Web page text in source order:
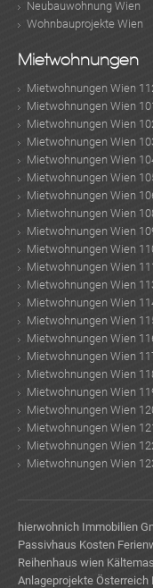
Neubauwohnung Wien
Wohnbauprojekte Wien
Mietwohnungen
Mietwohnungen Wien
Mietwohnungen Wien
Mietwohnungen Wien
Mietwohnungen Wien
Mietwohnungen Wien
Mietwohnungen Wien
Mietwohnungen Wien
Mietwohnungen Wien
Mietwohnungen Wien
Mietwohnungen Wien
Mietwohnungen Wien
Mietwohnungen Wien
Mietwohnungen Wien
Mietwohnungen Wien
Mietwohnungen Wien
Mietwohnungen Wien
Mietwohnungen Wien
Mietwohnungen Wien
Mietwohnungen Wien
Mietwohnungen Wien
Mietwohnungen Wien
Mietwohnungen Wien
hierwohnich Immobilien
Passivhaus Kosten
Reihenhaus wien
Anlageprojekte Österreich